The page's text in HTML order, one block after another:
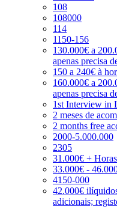
108
108000
114
1150-156
130.000€ a
apenas precisa
150 a 240€ à
160.000€ a
apenas precisa
1st Interview in
2 meses de
2 months free
2000-5.000.000
2305
31.000€ +
33.000€ -
4150-000
42.000€
adicionais;